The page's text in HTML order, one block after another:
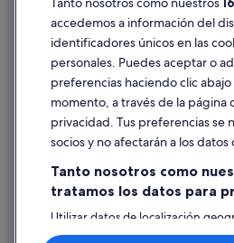
Bahia Principe hoteles en Costa Adeje
Albergues en San Eugenio
Hoteles con wifi en Costa Adeje
B&B en Playa de las Américas
Melia hoteles en Costa Adeje
Riu Hotels en Costa Adeje
Iberostar hoteles en San Eugenio
Hoteles de 4 estrellas en Costa Adeje
Ayuda
Cancelar un vuelo
Cancelar una reserva de hotel o de un
Utilizar un cupón de Expedia
Documentos para viajes internacionales
accedemos a información del
identificadores únicos en las
personales. Puedes aceptar o
preferencias haciendo clic
momento, a través de la página
privacidad. Tus preferencias se
socios y no afectarán a los
Tanto nosotros como
tratamos los datos para
Utilizar datos de localización
activamente las características